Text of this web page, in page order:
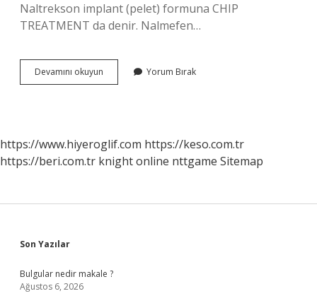
Naltrekson implant (pelet) formuna CHIP
TREATMENT da denir. Nalmefen…
Devamını okuyun
Dönemi
Yorum Bırak
https://www.hiyeroglif.com https://keso.com.tr
https://beri.com.tr knight online nttgame Sitemap
Sidebar
Son Yazılar
Bulgular nedir makale ?
Ağustos 6, 2026